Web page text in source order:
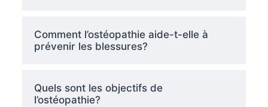
Comment l’ostéopathie aide-t-elle à
prévenir les blessures?
Quels sont les objectifs de
l’ostéopathie?